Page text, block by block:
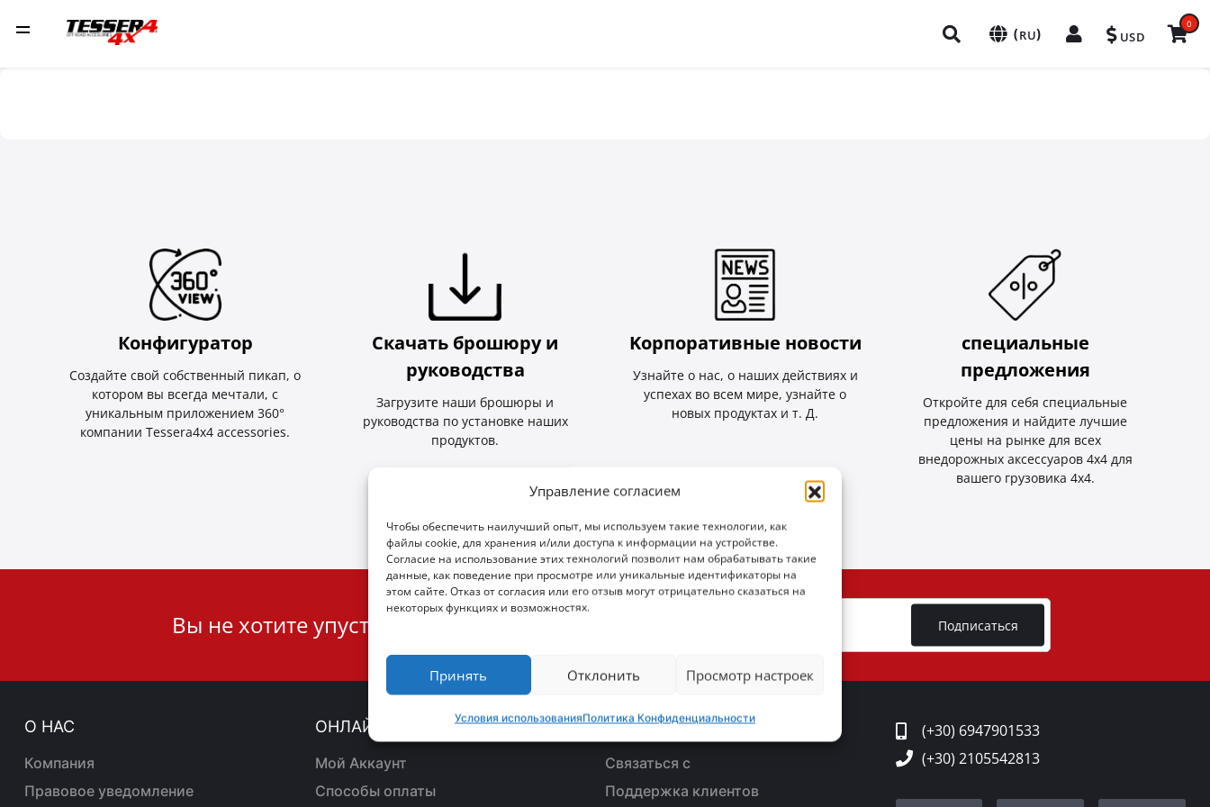
Управление согласием
Чтобы обеспечить наилучший опыт, мы используем такие технологии, как
файлы cookie, для хранения и/или доступа к информации на устройстве.
Согласие на использование этих технологий позволит нам обрабатывать такие
данные, как поведение при просмотре или уникальные идентификаторы на
этом сайте. Отказ от согласия или его отзыв могут отрицательно сказаться на
некоторых функциях и возможностях.
Принять Отклонить Просмотр настроек
Условия использованияПолитика Конфиденциальности
(RU) USD
0
Конфигуратор
Создайте свой собственный пикап, о
котором вы всегда мечтали, с
уникальным приложением 360°
компании Tessera4x4 accessories.
Скачать брошюру и
руководства
Загрузите наши брошюры и
руководства по установке наших
продуктов.
Kорпоративные новости
Узнайте о нас, о наших действиях и
успехах во всем мире, узнайте о
новых продуктах и т. Д.
специальные
предложения
Откройте для себя специальные
предложения и найдите лучшие
цены на рынке для всех
внедорожных аксессуаров 4x4 для
вашего грузовика 4x4.
Вы не хотите упустить возможность? Подписаться
О НАС
Компания
Правовое уведомление
ОНЛАЙН ПРОДАЖИ
Mой Aккаунт
Способы оплаты
ОБСЛУЖИВАНИЕ КЛИЕНТОВ
Связаться с
Поддержка клиентов
(+30) 6947901533
(+30) 2105542813